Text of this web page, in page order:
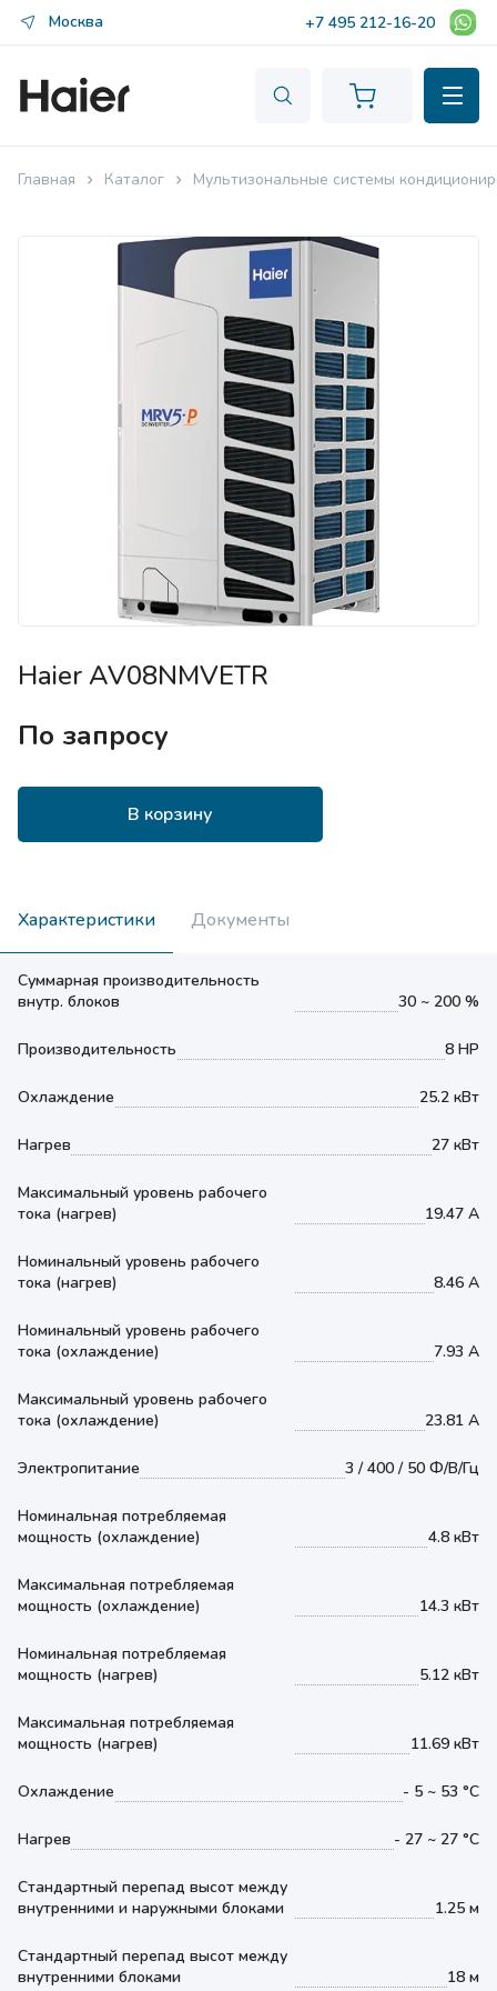
Москва +7 495 212-16-20
Главная Каталог Мультизональные системы
Haier AV08NMVETR
По запросу
В корзину
Характеристики Документы
Суммарная производительность
внутр. блоков
30 ~ 200 %
Производительность 8 HP
Охлаждение 25.2 кВт
Нагрев 27 кВт
Максимальный уровень рабочего
тока (нагрев)
19.47 А
Номинальный уровень рабочего
тока (нагрев)
8.46 А
Номинальный уровень рабочего
тока (охлаждение)
7.93 А
Максимальный уровень рабочего
тока (охлаждение)
23.81 А
Электропитание 3 / 400 / 50 Ф/В/Гц
Номинальная потребляемая
мощность (охлаждение)
4.8 кВт
Максимальная потребляемая
мощность (охлаждение)
14.3 кВт
Номинальная потребляемая
мощность (нагрев)
5.12 кВт
Максимальная потребляемая
мощность (нагрев)
11.69 кВт
Охлаждение - 5 ~ 53 °С
Нагрев - 27 ~ 27 °С
Стандартный перепад высот между
внутренними и наружными блоками
1.25 м
Стандартный перепад высот между
внутренними блоками
18 м